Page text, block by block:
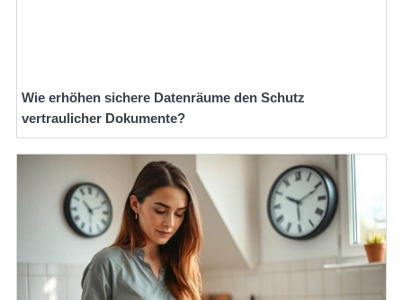
Wie erhöhen sichere Datenräume den Schutz
vertraulicher Dokumente?